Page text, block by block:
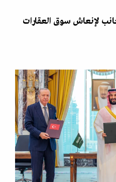
لإنعاش سوق العقارات